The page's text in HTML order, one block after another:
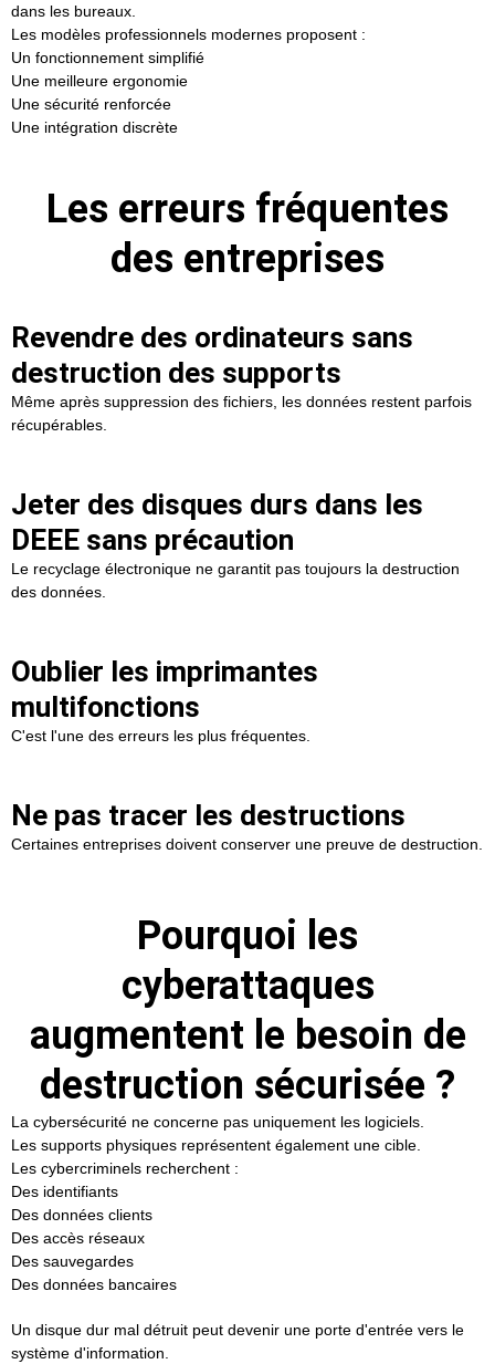
dans les bureaux.
Les modèles professionnels modernes proposent :
Un fonctionnement simplifié
Une meilleure ergonomie
Une sécurité renforcée
Une intégration discrète
Les erreurs fréquentes
des entreprises
Revendre des ordinateurs sans
destruction des supports
Même après suppression des fichiers, les données restent parfois
récupérables.
Jeter des disques durs dans les
DEEE sans précaution
Le recyclage électronique ne garantit pas toujours la destruction
des données.
Oublier les imprimantes
multifonctions
C'est l'une des erreurs les plus fréquentes.
Ne pas tracer les destructions
Certaines entreprises doivent conserver une preuve de destruction.
Pourquoi les
cyberattaques
augmentent le besoin de
destruction sécurisée ?
La cybersécurité ne concerne pas uniquement les logiciels.
Les supports physiques représentent également une cible.
Les cybercriminels recherchent :
Des identifiants
Des données clients
Des accès réseaux
Des sauvegardes
Des données bancaires
Un disque dur mal détruit peut devenir une porte d'entrée vers le
système d'information.